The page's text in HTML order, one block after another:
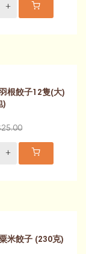
+
根餃子12隻(大)
)
+
米餃子 (230克)